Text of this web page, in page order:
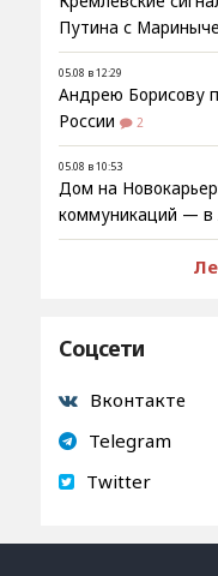
Путина с
05.08 в 12:29
Андрею Борисову
России
2
05.08 в 10:53
Дом на
коммуникаций — в
Соцсети
Вконтакте
Telegram
Twitter